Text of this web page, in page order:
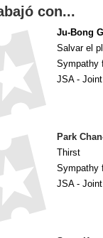
con...
Ju-Bong
Salvar el
Sympathy
JSA -
Park
Thirst
Sympathy
JSA -